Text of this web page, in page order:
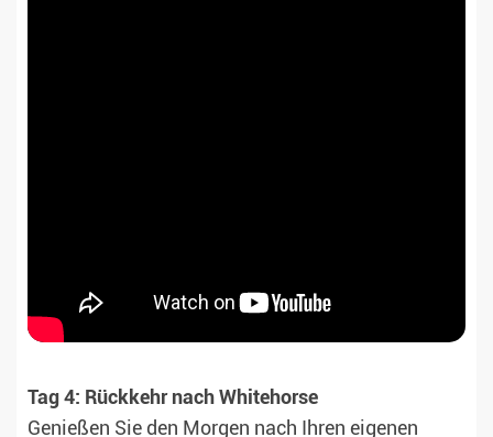
Tag 4: Rückkehr nach Whitehorse
Genießen Sie den Morgen nach Ihren eigenen